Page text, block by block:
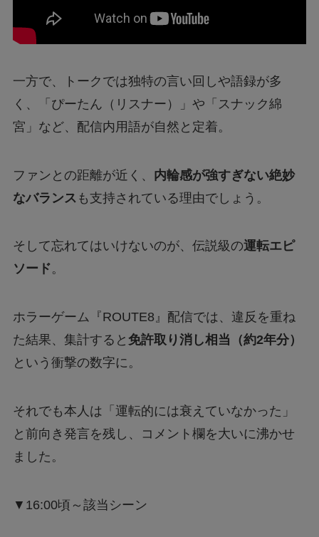
一方で、トークでは独特の言い回しや語録が多
く、「ぴーたん（リスナー）」や「スナック綿
宮」など、配信内用語が自然と定着。
ファンとの距離が近く、 内輪感が強すぎない絶妙
なバランス も支持されている理由でしょう。
そして忘れてはいけないのが、伝説級の運転エピ
ソード 。
ホラーゲーム『ROUTE8』配信では、違反を重ね
た結果、集計すると 免許取り消し相当（約2年分）
という衝撃の数字に。
それでも本人は「運転的には衰えていなかった」
と前向き発言を残し、コメント欄を大いに沸かせ
ました。
▼16:00頃～該当シーン